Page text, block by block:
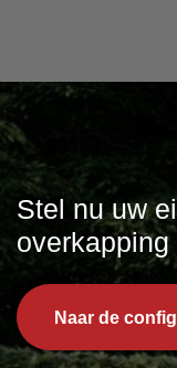
Stel nu uw
overkapping
Naar de